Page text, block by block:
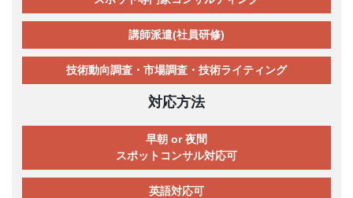
講師派遣(社員研修)
技術動向調査・市場調査・技術ライティング
対応方法
早朝 or 夜間
スポットコンサル対応可
英語対応可